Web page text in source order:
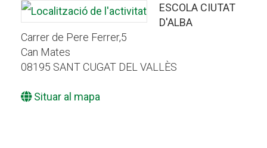
ESCOLA CIUTAT
D'ALBA
Carrer de Pere Ferrer,5
Can Mates
08195 SANT CUGAT DEL VALLÈS
Situar al mapa